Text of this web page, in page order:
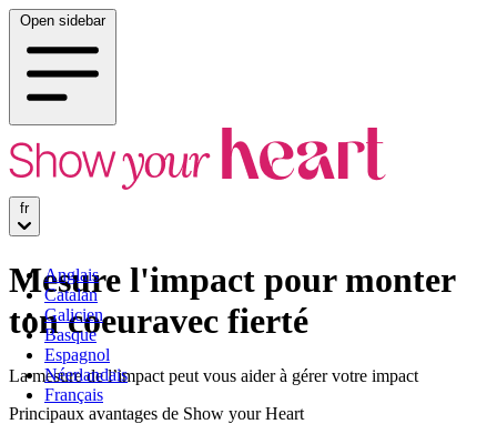
Open sidebar
fr
Anglais
Catalan
Galicien
Basque
Espagnol
Néerlandais
Français
Mesure l'impact pour monter
ton coeuravec fierté
La mesure de l’impact peut vous aider à gérer votre impact
Principaux avantages de Show your Heart